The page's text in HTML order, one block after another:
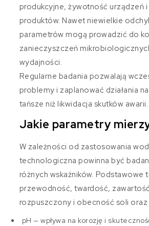
produkcyjne, żywotność urządzeń i
produktów. Nawet niewielkie
parametrów mogą prowadzić do
zanieczyszczeń
wydajności.
Regularne badania pozwalają
problemy i zaplanować działania
tańsze niż likwidacja skutków awarii.
Jakie parametry
W zależności od zastosowania
technologiczna powinna być
różnych wskaźników. Podstawowe
przewodność, twardość,
rozpuszczony i obecność soli oraz
pH — wpływa na korozję i